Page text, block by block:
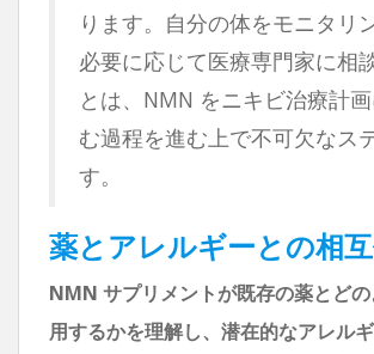
ります。自分の体をモニタリ
必要に応じて医療専門家に相
とは、NMN をニキビ治療計
む過程を進む上で不可欠なス
す。
薬とアレルギーとの相
NMN サプリメントが既存の薬とど
用するかを理解し、潜在的なアレル